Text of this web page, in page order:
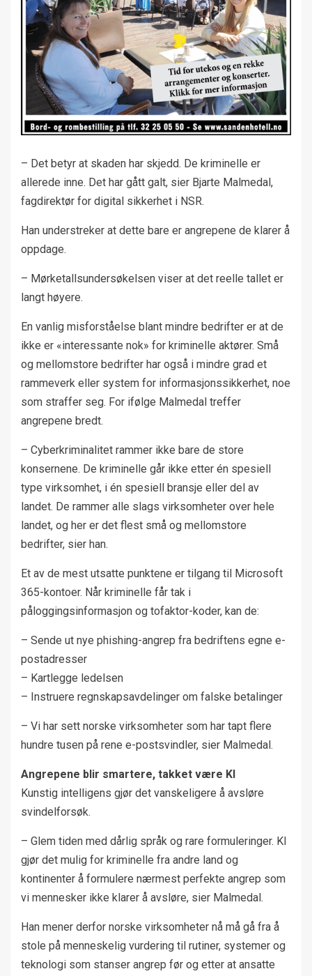
– Det betyr at skaden har skjedd. De kriminelle er
allerede inne. Det har gått galt, sier Bjarte Malmedal,
fagdirektør for digital sikkerhet i NSR.
Han understreker at dette bare er angrepene de klarer å
oppdage.
– Mørketallsundersøkelsen viser at det reelle tallet er
langt høyere.
En vanlig misforståelse blant mindre bedrifter er at de
ikke er «interessante nok» for kriminelle aktører. Små
og mellomstore bedrifter har også i mindre grad et
rammeverk eller system for informasjonssikkerhet, noe
som straffer seg. For ifølge Malmedal treffer
angrepene bredt.
– Cyberkriminalitet rammer ikke bare de store
konsernene. De kriminelle går ikke etter én spesiell
type virksomhet, i én spesiell bransje eller del av
landet. De rammer alle slags virksomheter over hele
landet, og her er det flest små og mellomstore
bedrifter, sier han.
Et av de mest utsatte punktene er tilgang til Microsoft
365-kontoer. Når kriminelle får tak i
påloggingsinformasjon og tofaktor-koder, kan de:
– Sende ut nye phishing-angrep fra bedriftens egne e-
postadresser
– Kartlegge ledelsen
– Instruere regnskapsavdelinger om falske betalinger
– Vi har sett norske virksomheter som har tapt flere
hundre tusen på rene e-postsvindler, sier Malmedal.
Angrepene blir smartere, takket være KI
Kunstig intelligens gjør det vanskeligere å avsløre
svindelforsøk.
– Glem tiden med dårlig språk og rare formuleringer. KI
gjør det mulig for kriminelle fra andre land og
kontinenter å formulere nærmest perfekte angrep som
vi mennesker ikke klarer å avsløre, sier Malmedal.
Han mener derfor norske virksomheter nå må gå fra å
stole på menneskelig vurdering til rutiner, systemer og
teknologi som stanser angrep før og etter at ansatte